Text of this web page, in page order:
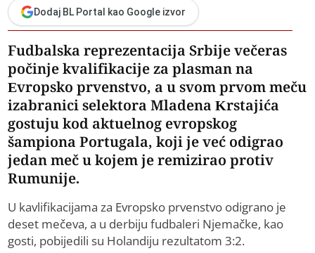
Dodaj BL Portal kao Google izvor
Fudbalska reprezentacija Srbije večeras
počinje kvalifikacije za plasman na
Evropsko prvenstvo, a u svom prvom meču
izabranici selektora Mladena Krstajića
gostuju kod aktuelnog evropskog
šampiona Portugala, koji je već odigrao
jedan meč u kojem je remizirao protiv
Rumunije.
U kavlifikacijama za Evropsko prvenstvo odigrano je
deset mečeva, a u derbiju fudbaleri Njemačke, kao
gosti, pobijedili su Holandiju rezultatom 3:2.